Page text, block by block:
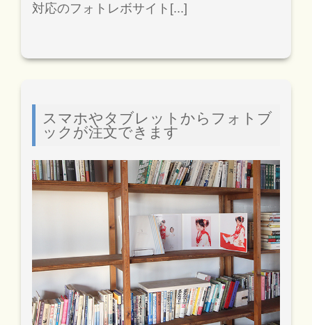
対応のフォトレボサイト[...]
スマホやタブレットからフォトブ
ックが注文できます